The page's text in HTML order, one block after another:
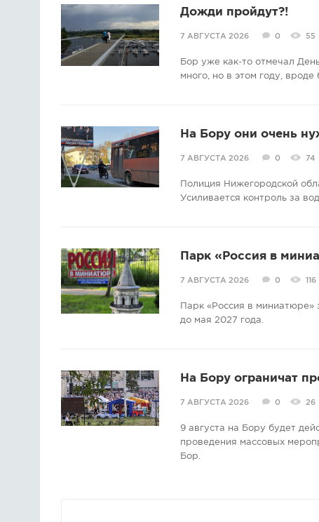
Дожди пройдут?!
7 АВГУСТА 2026 0 55
Бор уже как-то отмечал
много, но в этом году, вроде
На Бору они очень
7 АВГУСТА 2026 0 74
Полиция Нижегородской
Усиливается контроль за
Парк «Россия в
7 АВГУСТА 2026 0 116
Парк «Россия в миниатюре»
до мая 2027 года.
На Бору ограничат
7 АВГУСТА 2026 0 26
9 августа на Бору будет
проведения массовых
Бор.